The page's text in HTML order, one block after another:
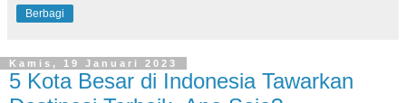
Berbagi
Kamis, 19 Januari 2023
5 Kota Besar di Indonesia Tawarkan